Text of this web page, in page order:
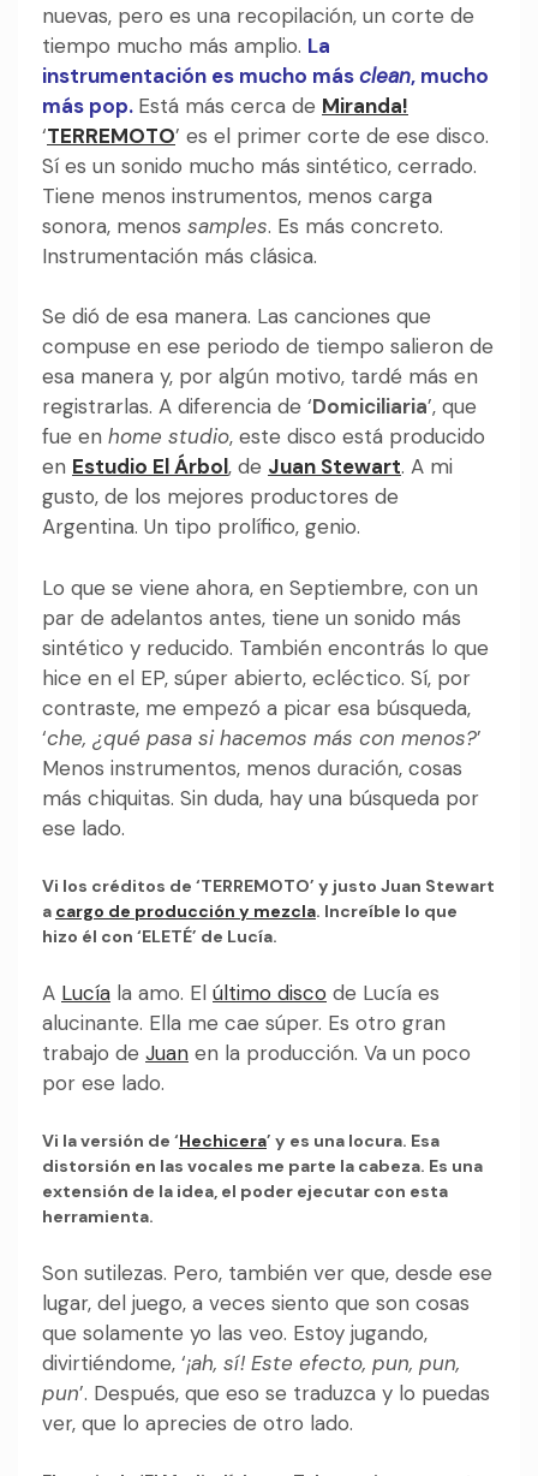
nuevas, pero es una recopilación, un corte de
tiempo mucho más amplio. La
instrumentación es mucho másclean, mucho
más pop. Está más cerca de Miranda!
‘TERREMOTO’ es el primer corte de ese disco.
Sí es un sonido mucho más sintético, cerrado.
Tiene menos instrumentos, menos carga
sonora, menos samples. Es más concreto.
Instrumentación más clásica.
Se dió de esa manera. Las canciones que
compuse en ese periodo de tiempo salieron de
esa manera y, por algún motivo, tardé más en
registrarlas. A diferencia de ‘Domiciliaria’, que
fue en home studio, este disco está producido
en Estudio El Árbol, de Juan Stewart. A mi
gusto, de los mejores productores de
Argentina. Un tipo prolífico, genio.
Lo que se viene ahora, en Septiembre, con un
par de adelantos antes, tiene un sonido más
sintético y reducido. También encontrás lo que
hice en el EP, súper abierto, ecléctico. Sí, por
contraste, me empezó a picar esa búsqueda,
‘che, ¿qué pasa si hacemos más con menos?’
Menos instrumentos, menos duración, cosas
más chiquitas. Sin duda, hay una búsqueda por
ese lado.
Vi los créditos de ‘TERREMOTO’ y justo Juan Stewart
a cargo de producción y mezcla. Increíble lo que
hizo él con ‘ELETÉ’ de Lucía.
A Lucía la amo. El último disco de Lucía es
alucinante. Ella me cae súper. Es otro gran
trabajo de Juan en la producción. Va un poco
por ese lado.
Vi la versión de ‘Hechicera’ y es una locura. Esa
distorsión en las vocales me parte la cabeza. Es una
extensión de la idea, el poder ejecutar con esta
herramienta.
Son sutilezas. Pero, también ver que, desde ese
lugar, del juego, a veces siento que son cosas
que solamente yo las veo. Estoy jugando,
divirtiéndome, ‘¡ah, sí! Este efecto, pun, pun,
pun’. Después, que eso se traduzca y lo puedas
ver, que lo aprecies de otro lado.